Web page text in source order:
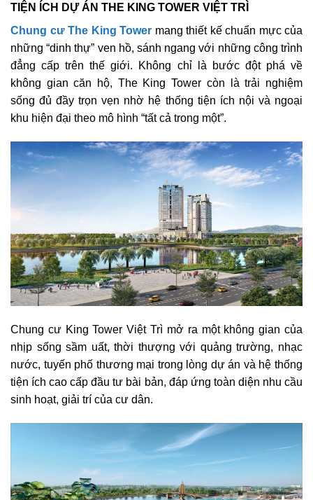
TIỆN ÍCH DỰ ÁN THE KING TOWER VIỆT TRÌ
Chung cư The King Tower mang thiết kế chuẩn mực của
những “dinh thự” ven hồ, sánh ngang với những công trình
đẳng cấp trên thế giới. Không chỉ là bước đột phá về
không gian căn hộ, The King Tower còn là trải nghiệm
sống đủ đầy trọn vẹn nhờ hệ thống tiện ích nội và ngoại
khu hiện đại theo mô hình “tất cả trong một”.
Chung cư King Tower Việt Trì mở ra một không gian của
nhịp sống sầm uất, thời thượng với quảng trường, nhạc
nước, tuyến phố thương mại trong lòng dự án và hệ thống
tiện ích cao cấp đầu tư bài bản, đáp ứng toàn diện nhu cầu
sinh hoạt, giải trí của cư dân.